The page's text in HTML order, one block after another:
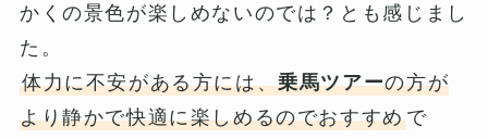
かくの景色が楽しめないのでは？とも感じまし
た。
体力に不安がある方には、乗馬ツアーの方が
より静かで快適に楽しめるのでおすすめで